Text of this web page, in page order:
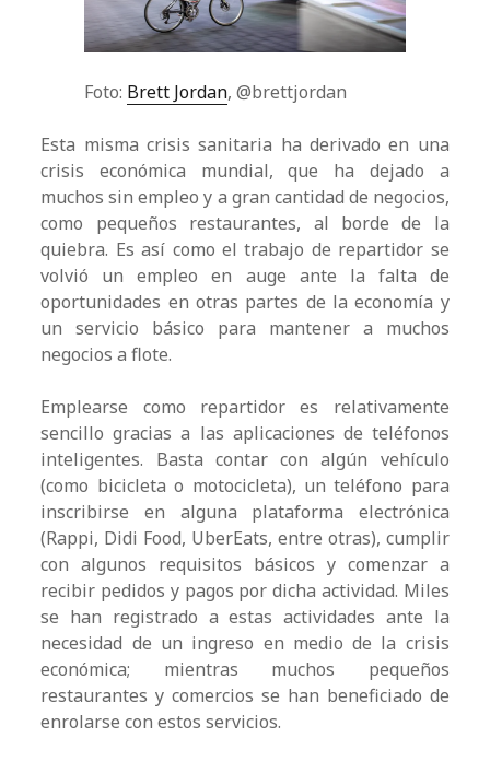
Foto: Brett Jordan, @brettjordan
Esta misma crisis sanitaria ha derivado en una
crisis económica mundial, que ha dejado a
muchos sin empleo y a gran cantidad de negocios,
como pequeños restaurantes, al borde de la
quiebra. Es así como el trabajo de repartidor se
volvió un empleo en auge ante la falta de
oportunidades en otras partes de la economía y
un servicio básico para mantener a muchos
negocios a flote.
Emplearse como repartidor es relativamente
sencillo gracias a las aplicaciones de teléfonos
inteligentes. Basta contar con algún vehículo
(como bicicleta o motocicleta), un teléfono para
inscribirse en alguna plataforma electrónica
(Rappi, Didi Food, UberEats, entre otras), cumplir
con algunos requisitos básicos y comenzar a
recibir pedidos y pagos por dicha actividad. Miles
se han registrado a estas actividades ante la
necesidad de un ingreso en medio de la crisis
económica; mientras muchos pequeños
restaurantes y comercios se han beneficiado de
enrolarse con estos servicios.